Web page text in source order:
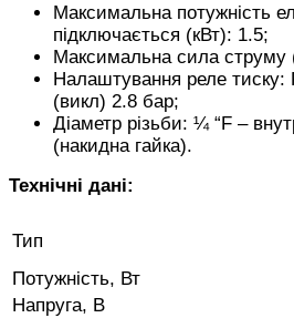
Максимальна потужність
підключається (кВт): 1.5;
Максимальна сила струму
Налаштування реле тиску:
(викл) 2.8 бар;
Діаметр різьби: ¼ “F –
(накидна гайка).
Технічні дані:
Тип
Потужність, Вт
Напруга, В